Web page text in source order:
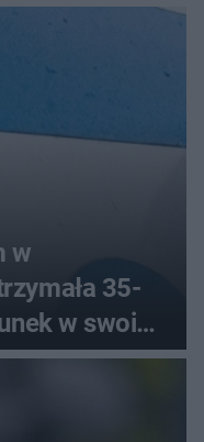
w
35-
w swoim